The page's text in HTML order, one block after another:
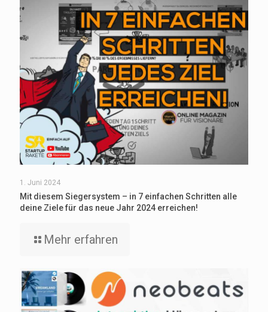
1. Juni 2024
Mit diesem Siegersystem – in 7 einfachen Schritten alle
deine Ziele für das neue Jahr 2024 erreichen!
Mehr erfahren